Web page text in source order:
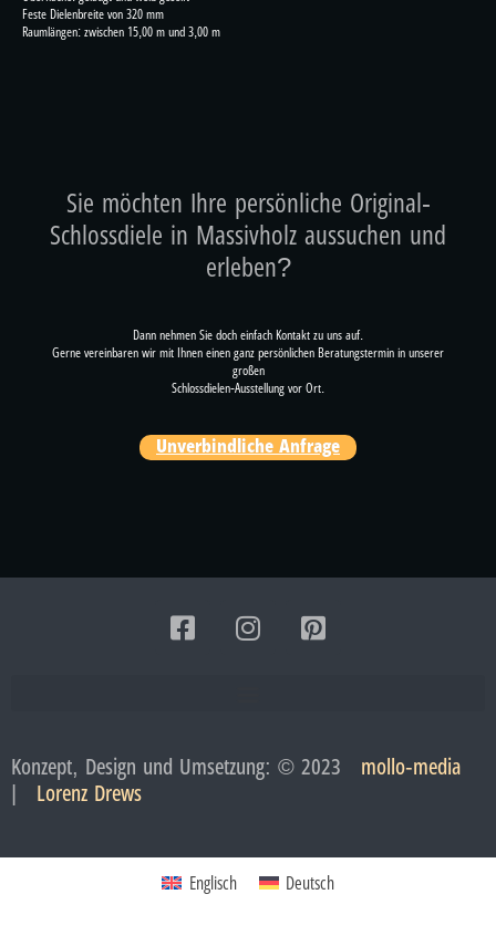
Feste Dielenbreite von 320 mm
Raumlängen: zwischen 15,00 m und 3,00 m
Sie möchten Ihre persönliche Original-
Schlossdiele in Massivholz aussuchen und
erleben?
Dann nehmen Sie doch einfach Kontakt zu uns auf.
Gerne vereinbaren wir mit Ihnen einen ganz persönlichen Beratungstermin in unserer
großen
Schlossdielen-Ausstellung vor Ort.
Unverbindliche Anfrage
Konzept, Design und Umsetzung: © 2023 mollo-media
| Lorenz Drews
Englisch Deutsch